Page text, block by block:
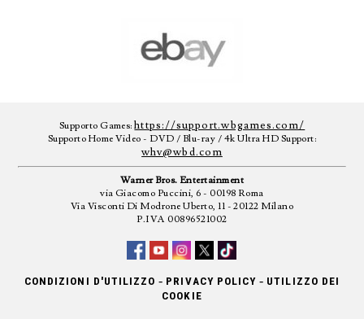
Supporto Games:https://support.wbgames.com/
Supporto Home Video - DVD / Blu-ray / 4k Ultra HD Support:
whv@wbd.com
Warner Bros. Entertainment
via Giacomo Puccini, 6 - 00198 Roma
Via Visconti Di Modrone Uberto, 11 - 20122 Milano
P.IVA 00896521002
CONDIZIONI D'UTILIZZO - PRIVACY POLICY - UTILIZZO DEI
COOKIE